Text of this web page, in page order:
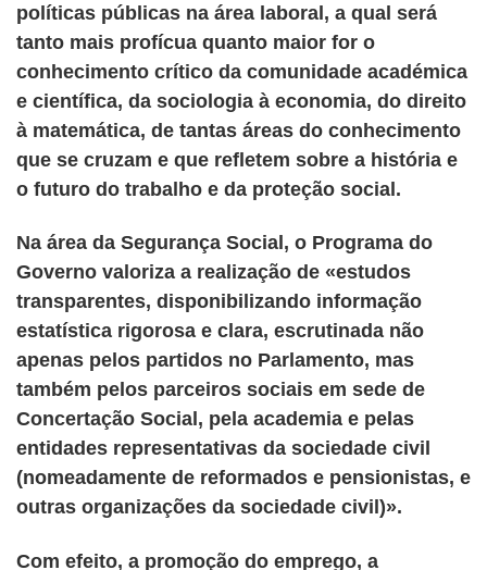
políticas públicas na área laboral, a qual será
tanto mais profícua quanto maior for o
conhecimento crítico da comunidade académica
e científica, da sociologia à economia, do direito
à matemática, de tantas áreas do conhecimento
que se cruzam e que refletem sobre a história e
o futuro do trabalho e da proteção social.
Na área da Segurança Social, o Programa do
Governo valoriza a realização de «estudos
transparentes, disponibilizando informação
estatística rigorosa e clara, escrutinada não
apenas pelos partidos no Parlamento, mas
também pelos parceiros sociais em sede de
Concertação Social, pela academia e pelas
entidades representativas da sociedade civil
(nomeadamente de reformados e pensionistas, e
outras organizações da sociedade civil)».
Com efeito, a promoção do emprego, a